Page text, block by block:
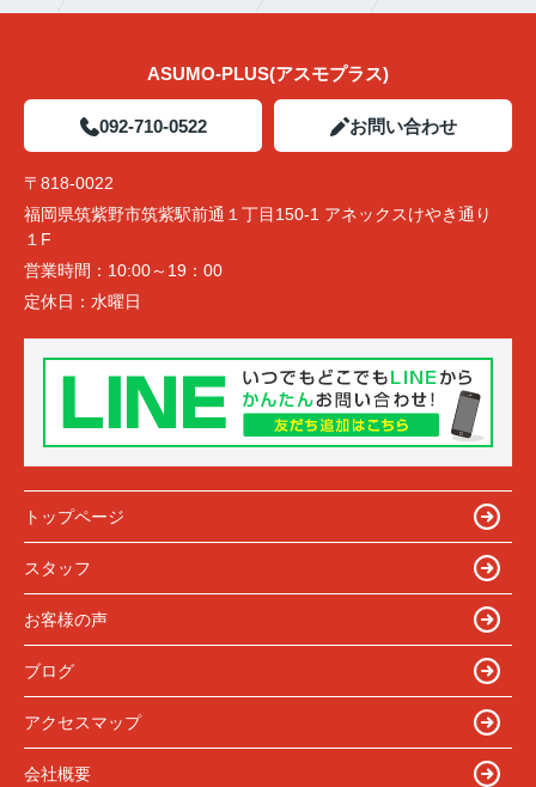
ASUMO-PLUS(アスモプラス)
092-710-0522 お問い合わせ
〒818-0022
福岡県筑紫野市筑紫駅前通１丁目150-1 アネックスけやき通り
１F
営業時間： 10:00～19：00
定休日： 水曜日
トップページ
スタッフ
お客様の声
ブログ
アクセスマップ
会社概要